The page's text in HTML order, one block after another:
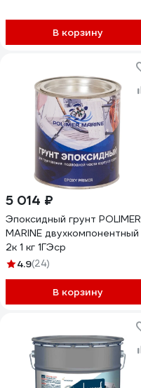
В корзину
5 014 ₽
Эпоксидный грунт POLIMER
MARINE двухкомпонентный
2к 1 кг 1ГЭср
4.9(24)
В корзину